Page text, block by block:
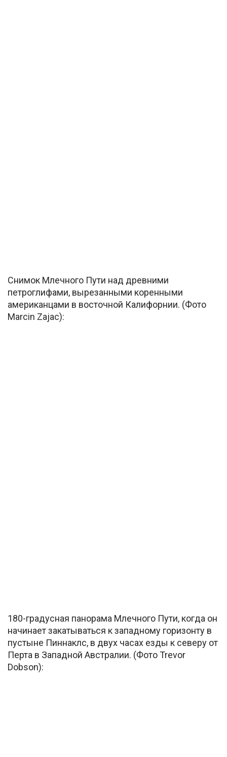
Снимок Млечного Пути над древними
петроглифами, вырезанными коренными
американцами в восточной Калифорнии. (Фото
Marcin Zajac):
180-градусная панорама Млечного Пути, когда он
начинает закатываться к западному горизонту в
пустыне Пиннаклс, в двух часах езды к северу от
Перта в Западной Австралии. (Фото Trevor
Dobson):